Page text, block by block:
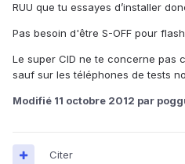
RUU que tu essayes d’installer
Pas besoin d'être S-OFF pour
Le super CID ne te concerne pas
sauf sur les téléphones de tests
Modifié 11 octobre 2012 par
Citer